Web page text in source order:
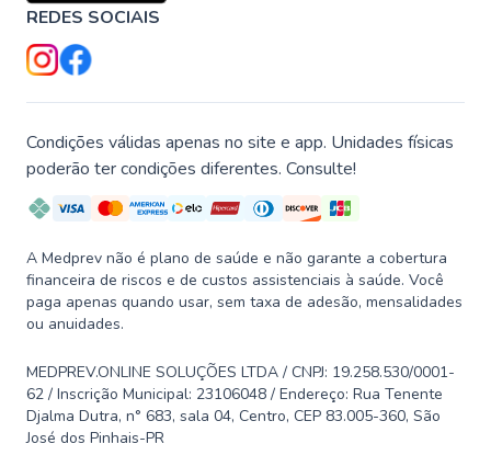
REDES SOCIAIS
Condições válidas apenas no site e app. Unidades físicas
poderão ter condições diferentes. Consulte!
A Medprev não é plano de saúde e não garante a cobertura
financeira de riscos e de custos assistenciais à saúde. Você
paga apenas quando usar, sem taxa de adesão, mensalidades
ou anuidades.
MEDPREV.ONLINE SOLUÇÕES LTDA / CNPJ: 19.258.530/0001-
62 / Inscrição Municipal: 23106048 / Endereço: Rua Tenente
Djalma Dutra, n° 683, sala 04, Centro, CEP 83.005-360, São
José dos Pinhais-PR